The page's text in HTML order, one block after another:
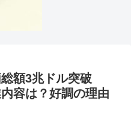
総額3兆ドル突破
容は？好調の理由